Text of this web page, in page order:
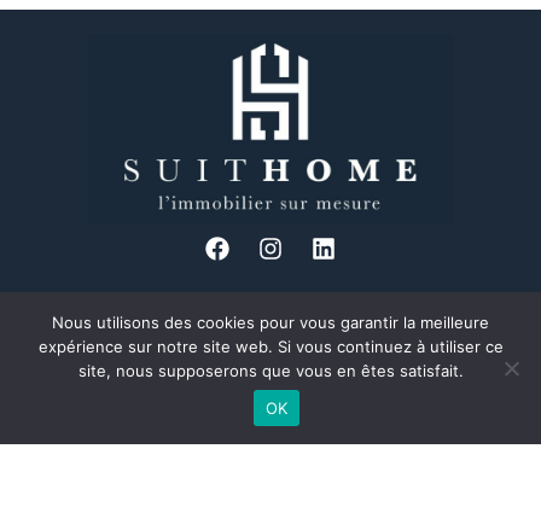
34 Bd des Brotteaux, 69006 Lyon
04 37 24 08 89
Formulaire de contact
Découvrez Suit Home, votre agence immobilière à taille humaine et
Nous utilisons des cookies pour vous garantir la meilleure
expérience sur notre site web. Si vous continuez à utiliser ce
site, nous supposerons que vous en êtes satisfait.
OK